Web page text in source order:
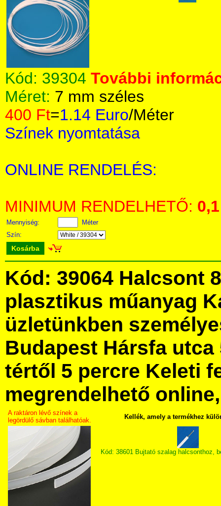
Kód: 39304 További
Méret: 7 mm széles
400 Ft=1.14 Euro/Méter
Színek nyomtatása
ONLINE RENDELÉS:
MINIMUM RENDELHETŐ: 0,1
Mennyiség:
Méter
Szín:
Kosárba
Kód: 39064 Halcsont
plasztikus műanyag
üzletünkben
Budapest Hársfa utca
tértől 5 percre Keleti
megrendelhető
A raktáron lévő színek a
legördülő sávban találhatóak.
Kellék, amely a termékhez
Kód: 38601 Bujtató szalag halcsonthoz,